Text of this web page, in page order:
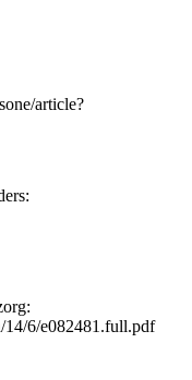
article?
14/6/e082481.full.pdf